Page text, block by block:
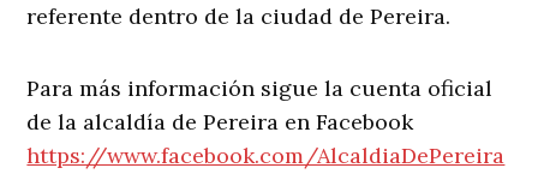
referente dentro de la ciudad de Pereira.
Para más información sigue la cuenta oficial
de la alcaldía de Pereira en Facebook
https://www.facebook.com/AlcaldiaDePereira